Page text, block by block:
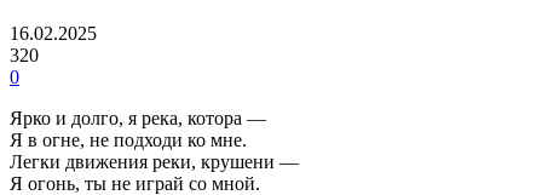
16.02.2025
320
0
Ярко и долго, я река, котора —
Я в огне, не подходи ко мне.
Легки движения реки, крушени —
Я огонь, ты не играй со мной.